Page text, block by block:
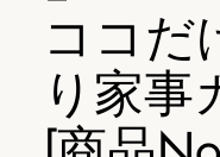
ココだ
り家事